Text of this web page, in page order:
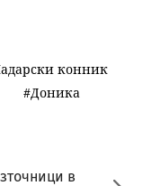
конник
Доника
в